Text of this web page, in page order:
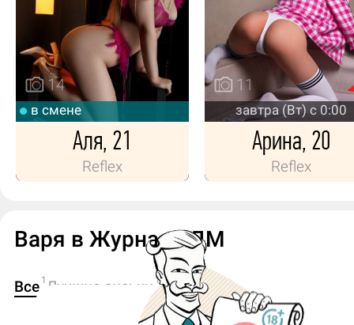
в смене
Аля, 21
Reflex
14
завтра (Вт) с 0:00
Арина, 20
Reflex
11
Варя в Журнале ДМ
Все 1 Лучшие сиськи 1